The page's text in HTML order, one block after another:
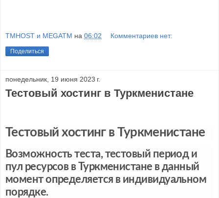
TMHOST и MEGATM на 06:02 Комментариев нет:
Поделиться
понедельник, 19 июня 2023 г.
Тестовый хостинг в Туркменистане
Тестовый хостинг в Туркменистане
Возможность теста, тестовый период и
пул ресурсов в Туркменистане в данный
момент определяется в индивидуальном
порядке.